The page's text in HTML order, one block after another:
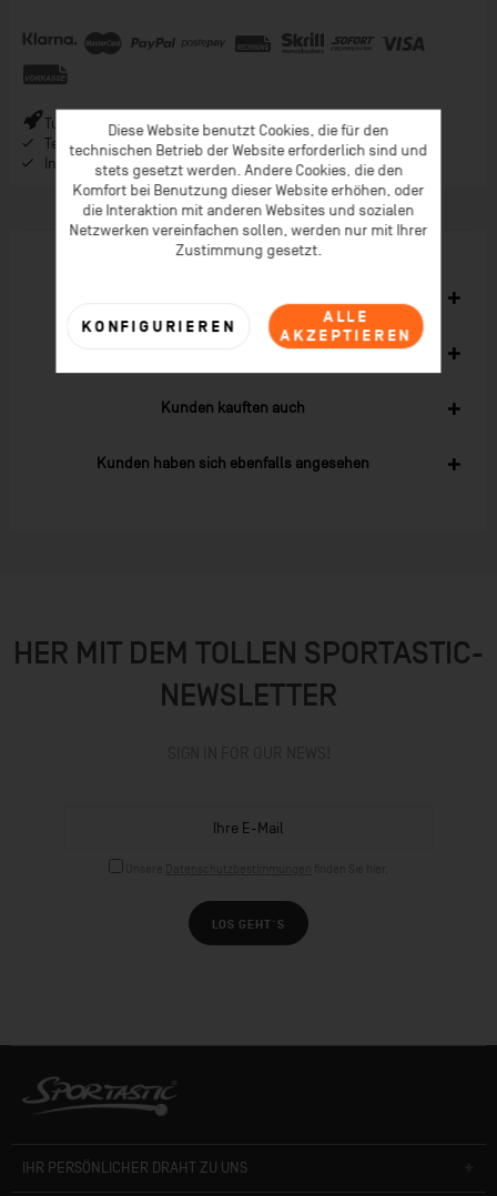
Turbo-Versand (*) bei Bestellungen bis 9 Uhr (* Lagerware)
Telefonberatung ab 08:00 Uhr Früh (Mo-Fr)
Inspiration im Coaching-Magazin & Newsletter
Ähnliche Artikel
Kunden kauften auch
Kunden haben sich ebenfalls angesehen
HER MIT DEM TOLLEN SPORTASTIC-
NEWSLETTER
LOS GEHT´S
IHR PERSÖNLICHER DRAHT ZU UNS
Diese Website benutzt Cookies, die für den
technischen Betrieb der Website erforderlich sind und
stets gesetzt werden. Andere Cookies, die den
Komfort bei Benutzung dieser Website erhöhen, oder
die Interaktion mit anderen Websites und sozialen
Netzwerken vereinfachen sollen, werden nur mit Ihrer
Zustimmung gesetzt.
ALLE
AKZEPTIEREN
KONFIGURIEREN